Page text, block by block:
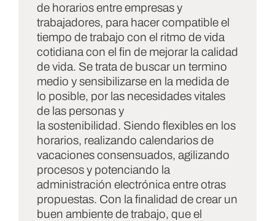
de horarios entre empresas y
trabajadores, para hacer compatible el
tiempo de trabajo con el ritmo de vida
cotidiana con el fin de mejorar la calidad
de vida. Se trata de buscar un termino
medio y sensibilizarse en la medida de
lo posible, por las necesidades vitales
de las personas y
la sostenibilidad. Siendo flexibles en los
horarios, realizando calendarios de
vacaciones consensuados, agilizando
procesos y potenciando la
administración electrónica entre otras
propuestas. Con la finalidad de crear un
buen ambiente de trabajo, que el